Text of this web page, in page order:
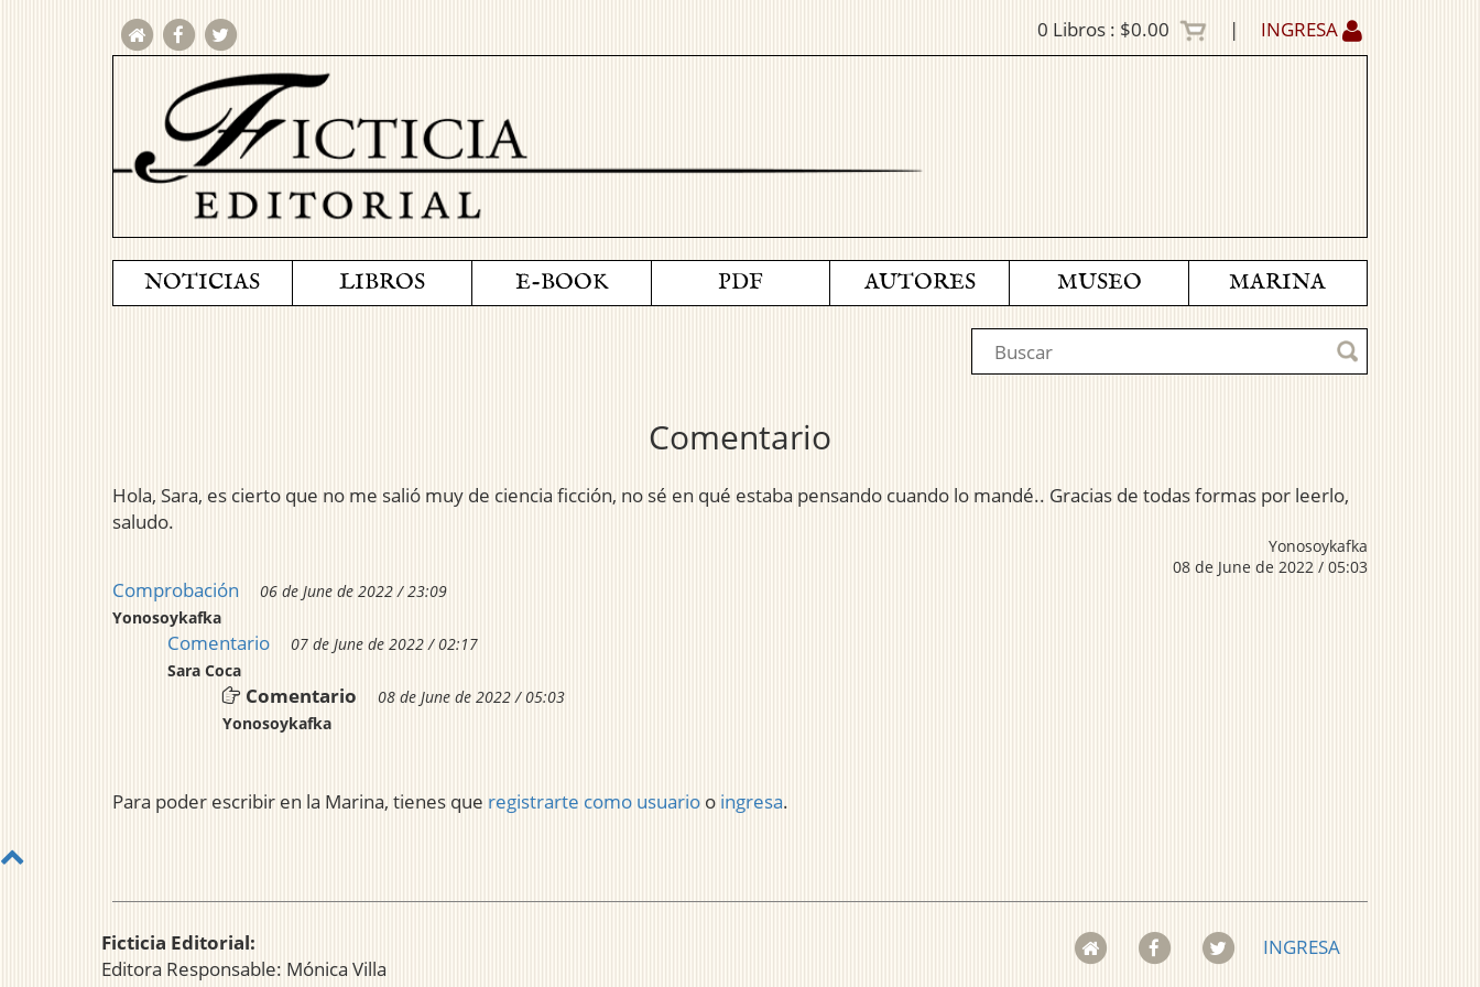
0 Libros : $0.00 | INGRESA
NOTICIAS LIBROS E-BOOK PDF AUTORES MUSEO MARINA
Comentario
Hola, Sara, es cierto que no me salió muy de ciencia ficción, no sé en qué estaba pensando cuando lo mandé.. Gracias de todas formas por leerlo,
saludo.
Yonosoykafka
08 de June de 2022 / 05:03
Comprobación
06 de June de 2022 / 23:09
Yonosoykafka
Comentario
07 de June de 2022 / 02:17
Sara Coca
Comentario
08 de June de 2022 / 05:03
Yonosoykafka
Para poder escribir en la Marina, tienes que registrarte como usuario o ingresa.
Ficticia Editorial:
Editora Responsable: Mónica Villa
INGRESA